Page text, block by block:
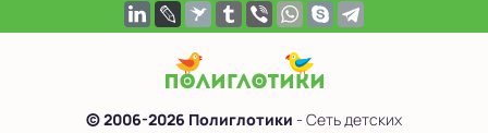
© 2006-2026 Полиглотики - Сеть детских